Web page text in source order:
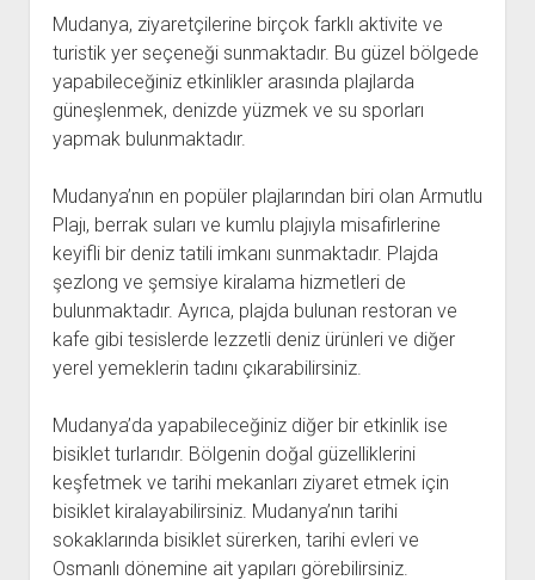
Mudanya, ziyaretçilerine birçok farklı aktivite ve
turistik yer seçeneği sunmaktadır. Bu güzel bölgede
yapabileceğiniz etkinlikler arasında plajlarda
güneşlenmek, denizde yüzmek ve su sporları
yapmak bulunmaktadır.
Mudanya’nın en popüler plajlarından biri olan Armutlu
Plajı, berrak suları ve kumlu plajıyla misafirlerine
keyifli bir deniz tatili imkanı sunmaktadır. Plajda
şezlong ve şemsiye kiralama hizmetleri de
bulunmaktadır. Ayrıca, plajda bulunan restoran ve
kafe gibi tesislerde lezzetli deniz ürünleri ve diğer
yerel yemeklerin tadını çıkarabilirsiniz.
Mudanya’da yapabileceğiniz diğer bir etkinlik ise
bisiklet turlarıdır. Bölgenin doğal güzelliklerini
keşfetmek ve tarihi mekanları ziyaret etmek için
bisiklet kiralayabilirsiniz. Mudanya’nın tarihi
sokaklarında bisiklet sürerken, tarihi evleri ve
Osmanlı dönemine ait yapıları görebilirsiniz.